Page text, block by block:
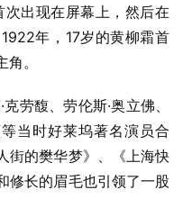
出现在屏幕上，然后在
年，17岁的黄柳霜首
。
劳馥、劳伦斯·奥立佛、
当时好莱坞著名演员合
街的樊华梦》、《上海快
修长的眉毛也引领了一股